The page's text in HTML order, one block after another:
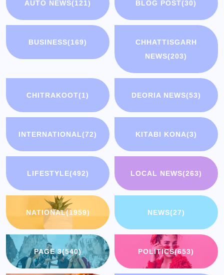
AUTO NEWS(121) BLOG POST(30)
BUSINESS(169)
CHHATTISGARH
NEWS(203)
CHITRAKOOT(1) DEORIA NEWS(53)
INTERNATIONAL(72) KITABI KONA(3)
LIFESTYLE(492) LOCAL NEWS(263)
NATIONAL(1959) NEWS(27)
PAGE 3(540) POLITICS(653)